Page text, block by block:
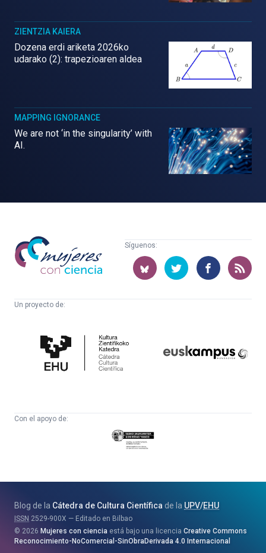
ZIENTZIA KAIERA
Dozena erdi ariketa 2026ko
udarako (2): trapezioaren aldea
MAPPING IGNORANCE
We are not ‘in the singularity’ with
AI.
Mujeres
con
ciencia
Síguenos:
Un proyecto de:
Cultura
Científica
Con el apoyo de:
Eusko
Jaurlaritza
eta
Berrikuntza
Saila
Blog de la Cátedra de Cultura Científica de la UPV/EHU
ISSN 2529-900X
Editado en Bilbao
2026 Mujeres con ciencia está bajo una licencia Creative Commons
Reconocimiento-NoComercial-SinObraDerivada 4.0 Internacional